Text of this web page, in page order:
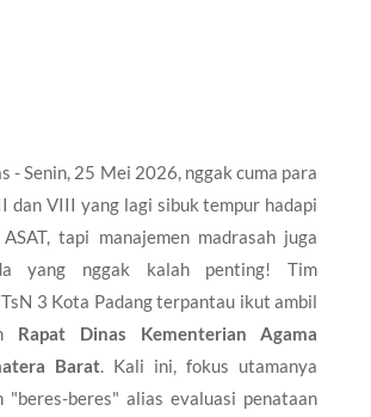
- Senin, 25 Mei 2026, nggak cuma para
dan VIII yang lagi sibuk tempur hadapi
tapi manajemen madrasah juga
yang nggak kalah penting! Tim
3 Kota Padang terpantau ikut ambil
Rapat Dinas Kementerian Agama
Barat. Kali ini, fokus utamanya
"beres-beres" alias evaluasi penataan